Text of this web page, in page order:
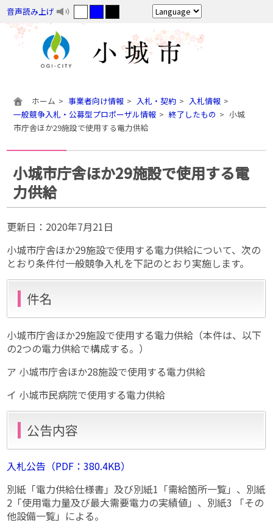
音声読み上げ
ホーム 事業者向け情報 入札・契約
入札情報
一般競争入札・公募型プロポーザル情報
終了したもの
小城
市庁舎ほか29施設で使用する電力供給
小城市庁舎ほか29施設で使用する電
力供給
更新日： 2020年7月21日
小城市庁舎ほか29施設で使用する電力供給について、次の
とおり条件付一般競争入札を下記のとおり実施します。
件名
小城市庁舎ほか29施設で使用する電力供給（本件は、以下
の2つの電力供給で構成する。）
ア 小城市庁舎ほか28施設で使用する電力供給
イ 小城市民病院で使用する電力供給
公告内容
入札公告（PDF：380.4KB）
別紙「電力供給仕様書」及び別紙1「需給箇所一覧」、別紙
2「使用電力量及び最大需要電力の実績値」、別紙3 「その
他設備一覧」による。